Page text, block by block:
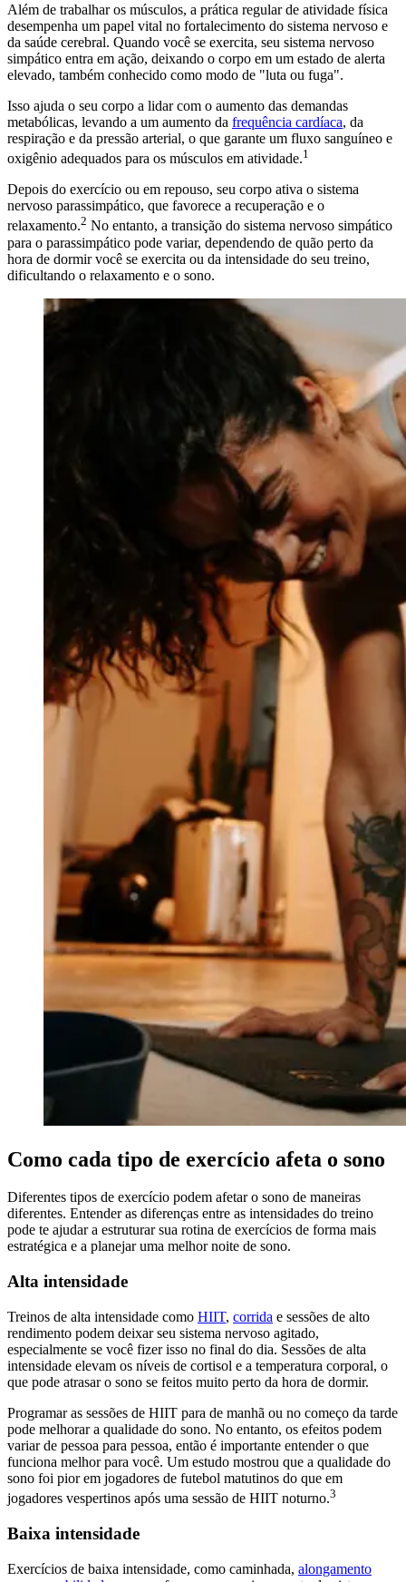
Além de trabalhar os músculos, a prática regular de atividade física
desempenha um papel vital no fortalecimento do sistema nervoso e
da saúde cerebral. Quando você se exercita, seu sistema nervoso
simpático entra em ação, deixando o corpo em um estado de alerta
elevado, também conhecido como modo de "luta ou fuga".
Isso ajuda o seu corpo a lidar com o aumento das demandas
metabólicas, levando a um aumento da frequência cardíaca, da
respiração e da pressão arterial, o que garante um fluxo sanguíneo e
oxigênio adequados para os músculos em atividade.1
Depois do exercício ou em repouso, seu corpo ativa o sistema
nervoso parassimpático, que favorece a recuperação e o
relaxamento.2 No entanto, a transição do sistema nervoso simpático
para o parassimpático pode variar, dependendo de quão perto da
hora de dormir você se exercita ou da intensidade do seu treino,
dificultando o relaxamento e o sono.
Como cada tipo de exercício afeta o sono
Diferentes tipos de exercício podem afetar o sono de maneiras
diferentes. Entender as diferenças entre as intensidades do treino
pode te ajudar a estruturar sua rotina de exercícios de forma mais
estratégica e a planejar uma melhor noite de sono.
Alta intensidade
Treinos de alta intensidade como HIIT, corrida e sessões de alto
rendimento podem deixar seu sistema nervoso agitado,
especialmente se você fizer isso no final do dia. Sessões de alta
intensidade elevam os níveis de cortisol e a temperatura corporal, o
que pode atrasar o sono se feitos muito perto da hora de dormir.
Programar as sessões de HIIT para de manhã ou no começo da tarde
pode melhorar a qualidade do sono. No entanto, os efeitos podem
variar de pessoa para pessoa, então é importante entender o que
funciona melhor para você. Um estudo mostrou que a qualidade do
sono foi pior em jogadores de futebol matutinos do que em
jogadores vespertinos após uma sessão de HIIT noturno.3
Baixa intensidade
Exercícios de baixa intensidade, como caminhada, alongamento